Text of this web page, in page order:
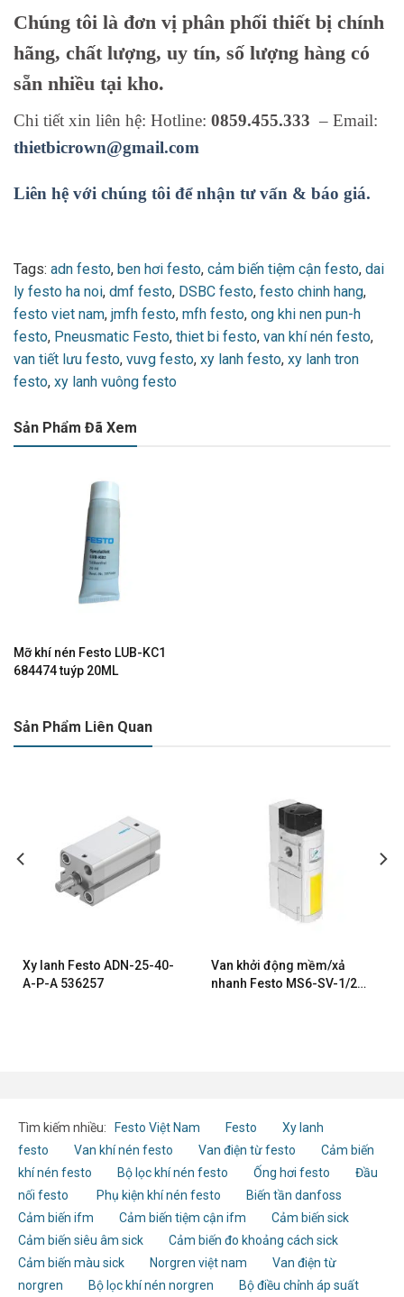
Chúng tôi là đơn vị phân phối thiết bị chính
hãng, chất lượng, uy tín, số lượng hàng có
sẵn nhiều tại kho.
Chi tiết xin liên hệ: Hotline: 0859.455.333 – Email:
thietbicrown@gmail.com
Liên hệ với chúng tôi để nhận tư vấn & báo giá.
Tags: adn festo, ben hơi festo, cảm biến tiệm cận festo, dai
ly festo ha noi, dmf festo, DSBC festo, festo chinh hang,
festo viet nam, jmfh festo, mfh festo, ong khi nen pun-h
festo, Pneusmatic Festo, thiet bi festo, van khí nén festo,
van tiết lưu festo, vuvg festo, xy lanh festo, xy lanh tron
festo, xy lanh vuông festo
Sản Phẩm Đã Xem
Mỡ khí nén Festo LUB-KC1
684474 tuýp 20ML
Sản Phẩm Liên Quan
Xy lanh Festo ADN-25-40-
A-P-A 536257
Van khởi động mềm/xả
nhanh Festo MS6-SV-1/2-
Tìm kiếm nhiều: Festo Việt Nam Festo
Xy lanh
festo
Van khí nén festo Van điện từ festo
Cảm biến
khí nén festo
Bộ lọc khí nén festo Ống hơi festo
Đầu
nối festo
Phụ kiện khí nén festo
Biến tần danfoss
Cảm biến ifm
Cảm biến tiệm cận ifm
Cảm biến sick
Cảm biến siêu âm sick
Cảm biến đo khoảng cách sick
Cảm biến màu sick
Norgren việt nam
Van điện từ
norgren
Bộ lọc khí nén norgren
Bộ điều chỉnh áp suất